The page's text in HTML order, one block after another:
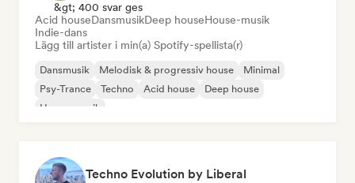
&gt; 400 svar ges
Acid houseDansmusikDeep houseHouse-musik
Indie-dans
Lägg till artister i min(a) Spotify-spellista(r)
Dansmusik Melodisk & progressiv house
Minimal
Psy-Trance
Techno Acid house
Deep house
House-musik
Techno Evolution by Liberal